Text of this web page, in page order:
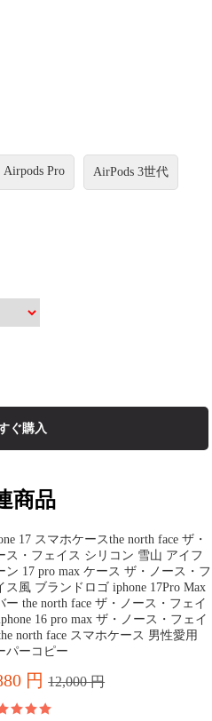
Airpods Pro AirPods 3世代
ぐ購入
商品
17 スマホケースthe north face ザ・
ス・フェイス シリコン 雪山 アイフ
ン 17 pro max ケース ザ・ノース・フ
ス風 ブランドロゴ iphone 17Pro Max
ー the north face ザ・ノース・フェイ
16 pro max ザ・ノース・フェイ
north face スマホケース 男性愛用
パーコピー
円12,000 円